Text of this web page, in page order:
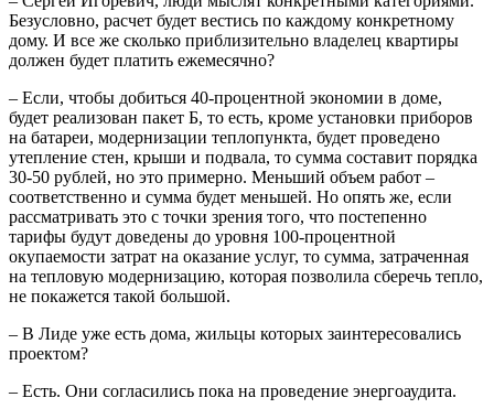
Безусловно, расчет будет вестись по каждому конкретному
дому. И все же сколько приблизительно владелец квартиры
должен будет платить ежемесячно?
– Если, чтобы добиться 40-процентной экономии в доме,
будет реализован пакет Б, то есть, кроме установки приборов
на батареи, модернизации теплопункта, будет проведено
утепление стен, крыши и подвала, то сумма составит порядка
30-50 рублей, но это примерно. Меньший объем работ –
соответственно и сумма будет меньшей. Но опять же, если
рассматривать это с точки зрения того, что постепенно
тарифы будут доведены до уровня 100-процентной
окупаемости затрат на оказание услуг, то сумма, затраченная
на тепловую модернизацию, которая позволила сберечь тепло,
не покажется такой большой.
– В Лиде уже есть дома, жильцы которых заинтересовались
проектом?
– Есть. Они согласились пока на проведение энергоаудита.